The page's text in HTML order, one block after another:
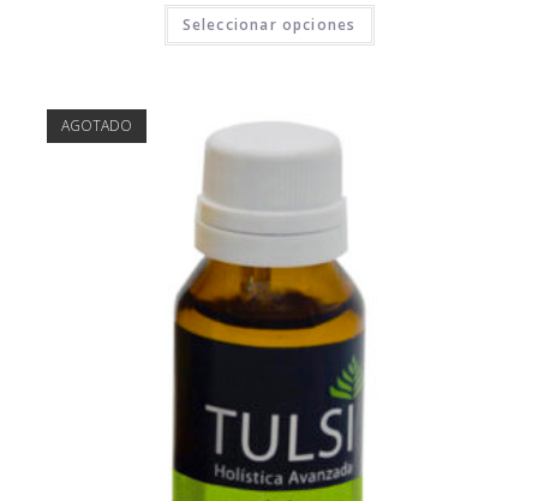
Seleccionar opciones
AGOTADO